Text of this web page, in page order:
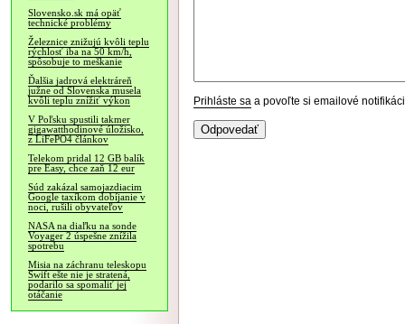
Slovensko.sk má opäť
technické problémy
Železnice znižujú kvôli teplu
rýchlosť iba na 50 km/h,
spôsobuje to meškanie
Ďalšia jadrová elektráreň
južne od Slovenska musela
kvôli teplu znížiť výkon
V Poľsku spustili takmer
gigawatthodinové úložisko,
z LiFePO4 článkov
Telekom pridal 12 GB balík
pre Easy, chce zaň 12 eur
Súd zakázal samojazdiacim
Google taxíkom dobíjanie v
noci, rušili obyvateľov
NASA na diaľku na sonde
Voyager 2 úspešne znížila
spotrebu
Misia na záchranu teleskopu
Swift ešte nie je stratená,
podarilo sa spomaliť jej
otáčanie
Prihláste sa a povoľte si emailové